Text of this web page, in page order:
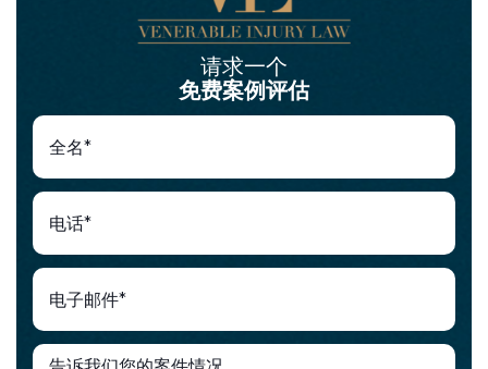
请求一个
免费案例评估